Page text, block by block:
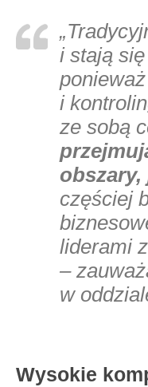
i stają
i
ze sobą
obszary,
częściej
liderami
–
w
Wysokie